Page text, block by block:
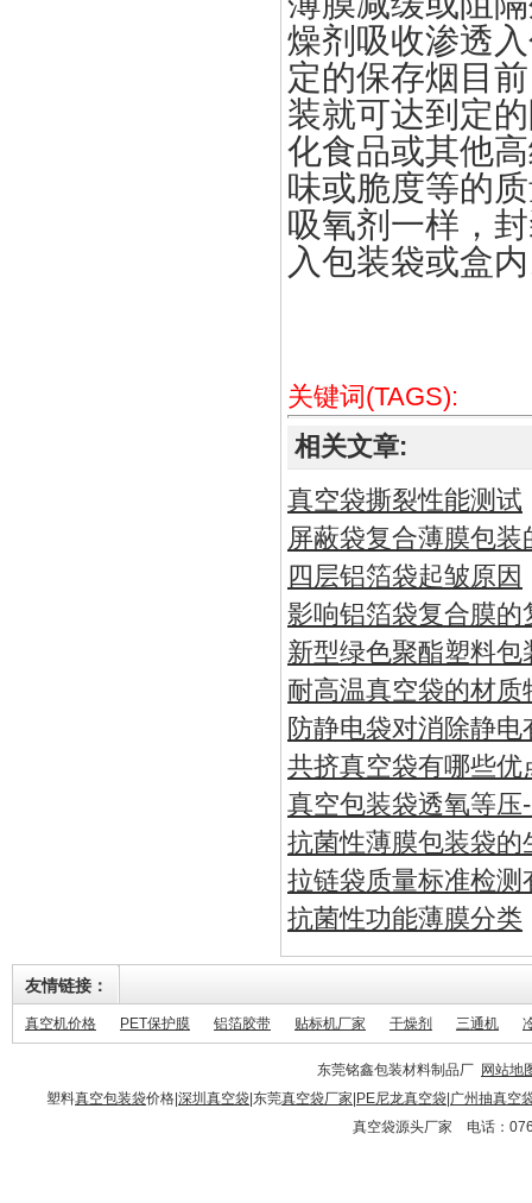
燥剂吸收渗透
定的保存烟目
装就可达到定
化食品或其他
味或脆度等的
吸氧剂一样，
入包装袋或盒
关键词(TAGS):
相关文章:
真空袋撕裂性能测试
屏蔽袋复合薄膜包
四层铝箔袋起皱原因
影响铝箔袋复合膜
新型绿色聚酯塑料
耐高温真空袋的材
防静电袋对消除静电
共挤真空袋有哪些优
真空包装袋透氧等
抗菌性薄膜包装袋的
拉链袋质量标准检测
抗菌性功能薄膜分类
友情链接：
真空机价格 PET保护膜 铝箔胶带 贴标机厂家 干燥剂 三通机
东莞铭鑫包装材料制品厂 网站地
塑料真空包装袋价格| 深圳真空袋 |东莞真空袋厂家 PE尼龙真空袋 广州抽真空
真空袋源头厂家 电话：